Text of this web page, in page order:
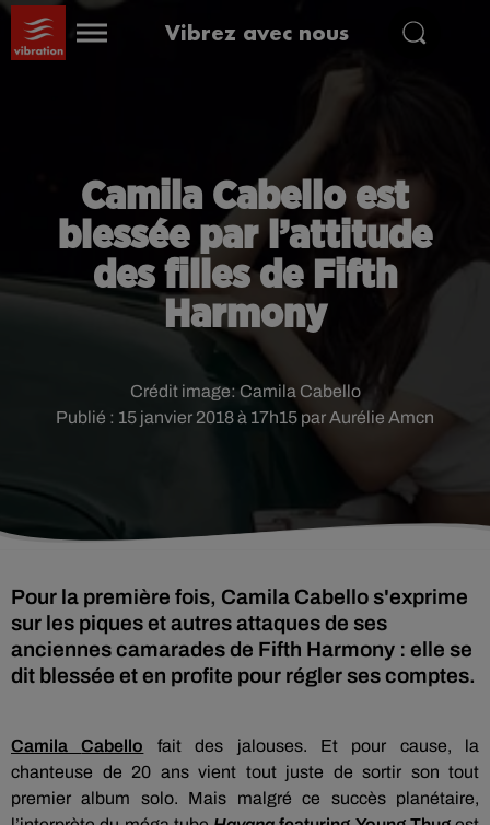
Vibrez avec nous
Camila Cabello est
blessée par l’attitude
des filles de Fifth
Harmony
Publié : 15 janvier 2018 à 17h15 par Aurélie Amcn
Crédit image: Camila Cabello
Pour la première fois, Camila Cabello s'exprime
sur les piques et autres attaques de ses
anciennes camarades de Fifth Harmony : elle se
dit blessée et en profite pour régler ses comptes.
CamilaCabello fait des jalouses.
Et pour cause, la
chanteuse de 20 ans vient tout juste de sortir son tout
premier album solo.
Mais malgré ce succès planétaire,